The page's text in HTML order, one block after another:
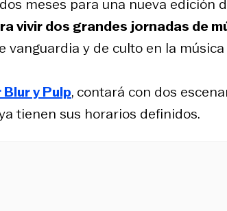
meses para una nueva edición
vivir dos grandes jornadas de
vanguardia y de culto en la
y Pulp, contará con dos
tienen sus horarios definidos.